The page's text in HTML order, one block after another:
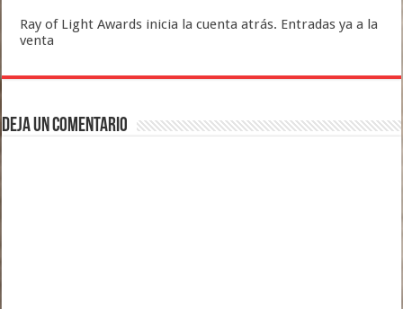
Ray of Light Awards inicia la cuenta atrás. Entradas ya a la
venta
Deja un comentario